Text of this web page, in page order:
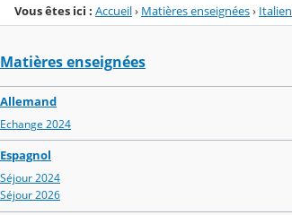
Vous êtes ici : Accueil› Matières enseignées› Italien
Matières enseignées
Allemand
Echange 2024
Espagnol
Séjour 2024
Séjour 2026